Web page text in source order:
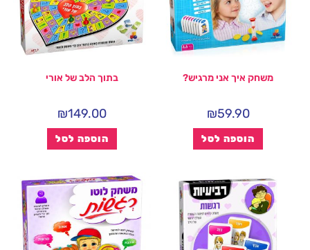
משחק איך אני מרגיש?
₪59.90
הוספה לסל
בתוך הלב של אורי
₪149.00
הוספה לסל